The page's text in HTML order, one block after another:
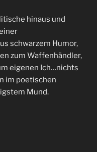
hinaus und
schwarzem Humor,
zum Waffenhändler,
eigenen Ich…nichts
im poetischen
Mund.